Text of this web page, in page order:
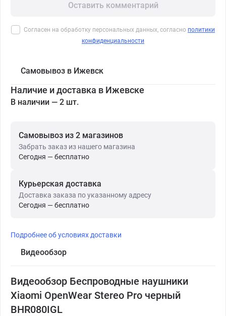
Оставить комментарий
Согласен на обработку персональных данных, согласно политики
конфиденциальности
Самовывоз в Ижевск
Наличие и доставка в Ижевске
В наличии — 2 шт.
Самовывоз из 2 магазинов
Забрать заказ из нашего магазина
Сегодня — бесплатно
Курьерская доставка
Доставка заказа по указанному адресу
Сегодня — бесплатно
Подробнее об условиях доставки
Видеообзор
Видеообзор Беспроводные наушники
Xiaomi OpenWear Stereo Pro черный
BHR080IGL